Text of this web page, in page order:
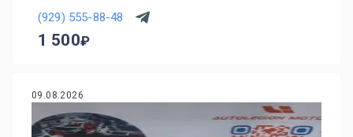
(929) 555-88-48
1 500
09.08.2026